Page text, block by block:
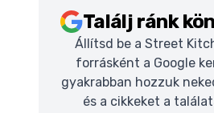
Találj ránk
Állítsd be a Street
forrásként a Google
gyakrabban hozzuk
és a cikkeket a